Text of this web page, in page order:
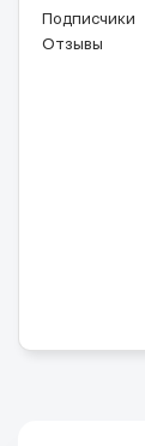
Подписчики
Отзывы